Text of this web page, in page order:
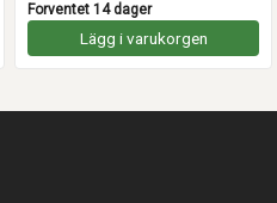
Forventet 14 dager
Lägg i varukorgen